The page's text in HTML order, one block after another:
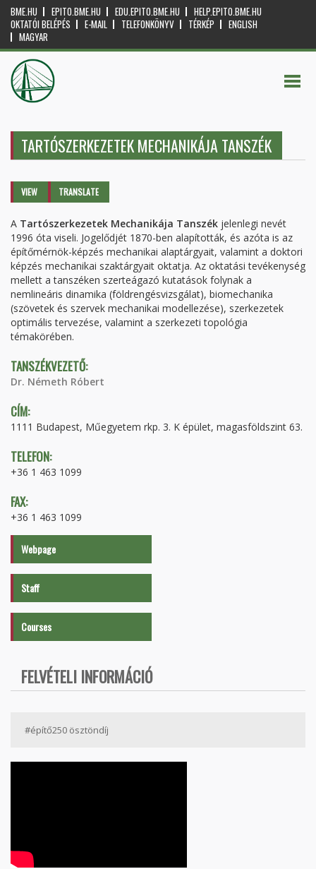
BME.HU EPITO.BME.HU EDU.EPITO.BME.HU
HELP.EPITO.BME.HU
OKTATÓI BELÉPÉS
E-MAIL TELEFONKÖNYV TÉRKÉP
ENGLISH
MAGYAR
TARTÓSZERKEZETEK MECHANIKÁJA TANSZÉK
Primary tabs
VIEW (ACTIVETRANSLATE
A Tartószerkezetek Mechanikája Tanszék jelenlegi nevét
1996 óta viseli. Jogelődjét 1870-ben alapították, és azóta is az
építőmérnök-képzés mechanikai alaptárgyait, valamint a doktori
képzés mechanikai szaktárgyait oktatja. Az oktatási tevékenység
mellett a tanszéken szerteágazó kutatások folynak a
nemlineáris dinamika (földrengésvizsgálat), biomechanika
(szövetek és szervek mechanikai modellezése), szerkezetek
optimális tervezése, valamint a szerkezeti topológia
témakörében.
TANSZÉKVEZETŐ:
Dr. Németh Róbert
CÍM:
1111 Budapest, Műegyetem rkp. 3. K épület, magasföldszint 63.
TELEFON:
+36 1 463 1099
FAX:
+36 1 463 1099
Webpage
Staff
Courses
FELVÉTELI INFORMÁCIÓ
#építő250 ösztöndíj